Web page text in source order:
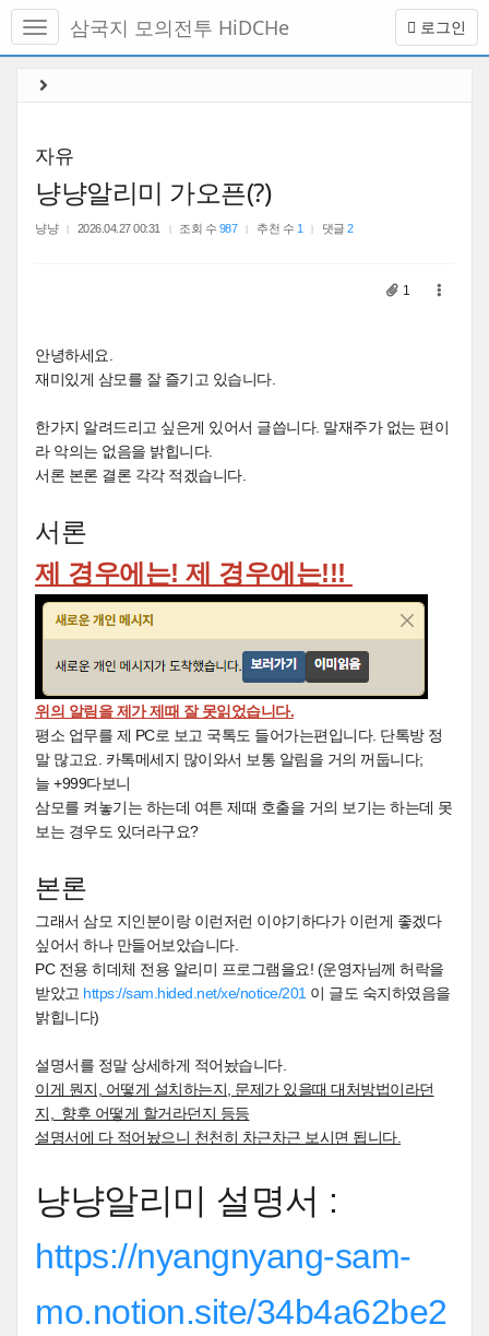
메
토
로그인
삼국지 모의전투 HiDCHe
자유
냥냥알리미 가오픈(?)
냥냥 2026.04.27 00:31 조회 수 987 추천 수 1 댓글2
1
안녕하세요.
재미있게 삼모를 잘 즐기고 있습니다.
한가지 알려드리고 싶은게 있어서 글씁니다. 말재주가 없는 편이
라 악의는 없음을 밝힙니다.
서론 본론 결론 각각 적겠습니다.
서론
제 경우에는! 제 경우에는!!!
위의 알림을 제가 제때 잘 못읽었습니다.
평소 업무를 제 PC로 보고 국톡도 들어가는편입니다. 단톡방 정
말 많고요. 카톡메세지 많이와서 보통 알림을 거의 꺼둡니다;
늘 +999다보니
삼모를 켜놓기는 하는데 여튼 제때 호출을 거의 보기는 하는데 못
보는 경우도 있더라구요?
본론
그래서 삼모 지인분이랑 이런저런 이야기하다가 이런게 좋겠다
싶어서 하나 만들어보았습니다.
PC 전용 히데체 전용 알리미 프로그램을요! (운영자님께 허락을
받았고 https://sam.hided.net/xe/notice/201 이 글도 숙지하였음을
밝힙니다)
설명서를 정말 상세하게 적어놨습니다.
이게 뭔지, 어떻게 설치하는지, 문제가 있을때 대처방법이라던
지, 향후 어떻게 할거라던지 등등
설명서에 다 적어놨으니 천천히 차근차근 보시면 됩니다.
냥냥알리미 설명서 :
https://nyangnyang-sam-
mo.notion.site/34b4a62be2